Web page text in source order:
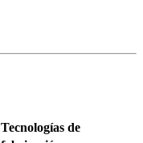
Tecnologías de